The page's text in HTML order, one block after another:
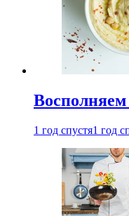
Восполняем
1 год спустя1 год